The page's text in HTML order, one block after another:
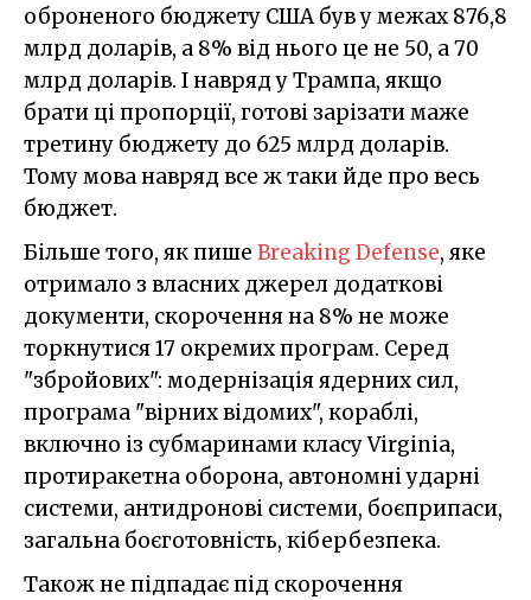
оброненого бюджету США був у межах 876,8
млрд доларів, а 8% від нього це не 50, а 70
млрд доларів. І навряд у Трампа, якщо
брати ці пропорції, готові зарізати маже
третину бюджету до 625 млрд доларів.
Тому мова навряд все ж таки йде про весь
бюджет.
Більше того, як пише Breaking Defense, яке
отримало з власних джерел додаткові
документи, скорочення на 8% не може
торкнутися 17 окремих програм. Серед
"збройових": модернізація ядерних сил,
програма "вірних відомих", кораблі,
включно із субмаринами класу Virginia,
протиракетна оборона, автономні ударні
системи, антидронові системи, боєприпаси,
загальна боєготовність, кібербезпека.
Також не підпадає під скорочення